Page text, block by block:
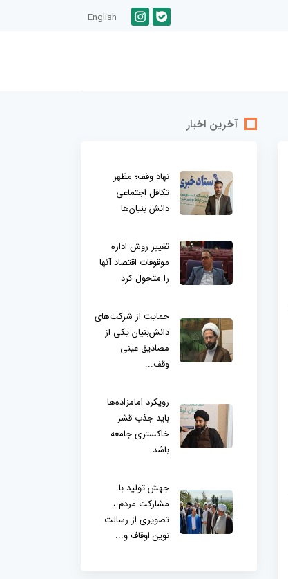
English
آخرین اخبار
نهاد وقف؛ مظهر
تکافل اجتماعی
دانش بنیان‌ها
تغییر روش اداره
موقوفات اقتصاد آنها
را متحول کرد
حمایت از شرکت‌های
دانش‌بنیان یکی از
مصادیق عینی
وقف...
رویکرد امامزاده‌ها
باید جذب قشر
خاکستری جامعه
باشد
جهش تولید با
مشارکت مردم ،
تصویری از رسالت
نوین اوقاف و...